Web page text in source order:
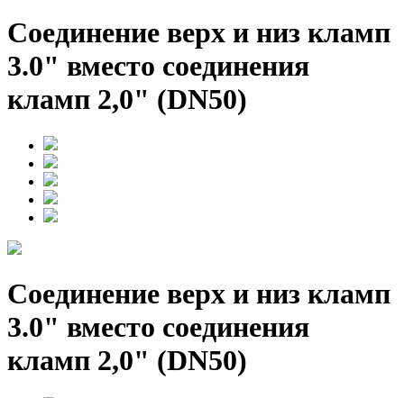
Соединение верх и низ кламп
3.0" вместо соединения
кламп 2,0" (DN50)
Соединение верх и низ кламп
3.0" вместо соединения
кламп 2,0" (DN50)